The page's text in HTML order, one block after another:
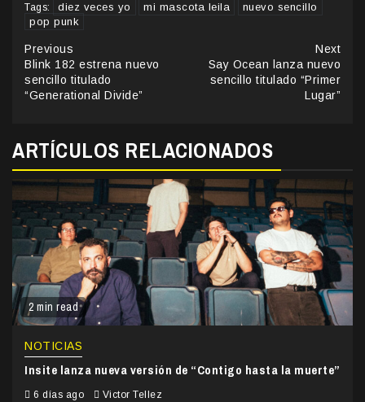
Tags: diez veces yo mi mascota leila
nuevo sencillo
pop punk
Continue
Reading
Previous
Blink 182 estrena nuevo
sencillo titulado
“Generational Divide”
Next
Say Ocean lanza nuevo
sencillo titulado “Primer
Lugar”
ARTÍCULOS RELACIONADOS
2 min read
NOTICIAS
Insite lanza nueva versión de “Contigo hasta la muerte”
6 días ago Victor Tellez